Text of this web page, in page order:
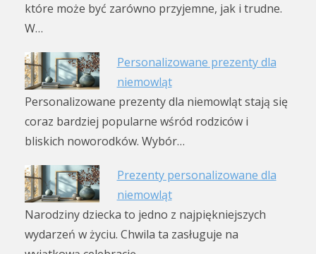
które może być zarówno przyjemne, jak i trudne.
W…
Personalizowane prezenty dla
niemowląt
Personalizowane prezenty dla niemowląt stają się
coraz bardziej popularne wśród rodziców i
bliskich noworodków. Wybór…
Prezenty personalizowane dla
niemowląt
Narodziny dziecka to jedno z najpiękniejszych
wydarzeń w życiu. Chwila ta zasługuje na